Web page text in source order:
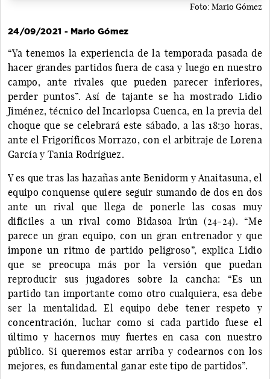
Foto: Mario Gómez
24/09/2021 - Mario Gómez
“Ya tenemos la experiencia de la temporada pasada de
hacer grandes partidos fuera de casa y luego en nuestro
campo, ante rivales que pueden parecer inferiores,
perder puntos”. Así de tajante se ha mostrado Lidio
Jiménez, técnico del Incarlopsa Cuenca, en la previa del
choque que se celebrará este sábado, a las 18:30 horas,
ante el Frigoríficos Morrazo, con el arbitraje de Lorena
García y Tania Rodríguez.
Y es que tras las hazañas ante Benidorm y Anaitasuna, el
equipo conquense quiere seguir sumando de dos en dos
ante un rival que llega de ponerle las cosas muy
difíciles a un rival como Bidasoa Irún (24-24). “Me
parece un gran equipo, con un gran entrenador y que
impone un ritmo de partido peligroso”, explica Lidio
que se preocupa más por la versión que puedan
reproducir sus jugadores sobre la cancha: “Es un
partido tan importante como otro cualquiera, esa debe
ser la mentalidad. El equipo debe tener respeto y
concentración, luchar como si cada partido fuese el
último y hacernos muy fuertes en casa con nuestro
público. Si queremos estar arriba y codearnos con los
mejores, es fundamental ganar este tipo de partidos”.